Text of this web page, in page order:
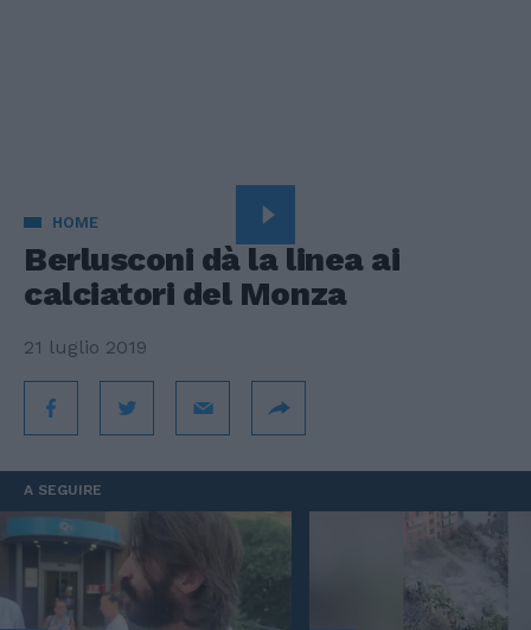
HOME
Berlusconi dà la linea ai
calciatori del Monza
21 luglio 2019
A SEGUIRE